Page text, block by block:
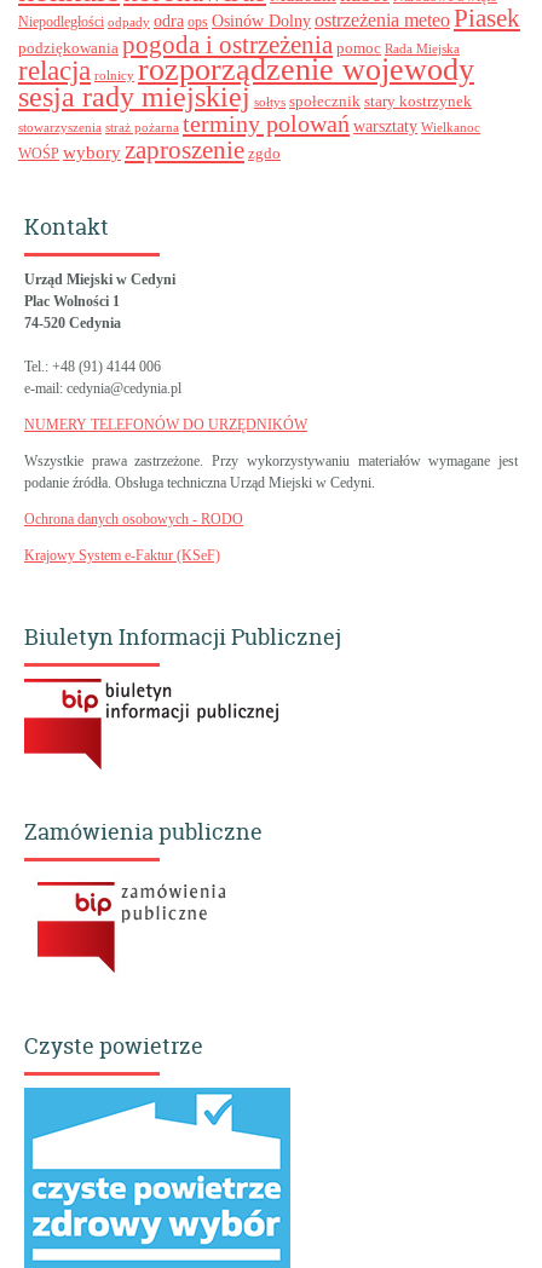
Niepodległości odpady odra ops Osinów Dolnyostrzeżenia meteoPiasek
podziękowania pogoda i ostrzeżenia pomoc Rada Miejska
relacja rolnicy rozporządzenie wojewody
sesja rady miejskiej sołtys społecznik stary kostrzynek
stowarzyszenia straż pożarna terminy polowań warsztaty Wielkanoc
WOŚP wyboryzaproszenie zgdo
Kontakt
Urząd Miejski w Cedyni
Plac Wolności 1
74-520 Cedynia
Tel.: +48 (91) 4144 006
e-mail: cedynia@cedynia.pl
NUMERY TELEFONÓW DO URZĘDNIKÓW
Wszystkie prawa zastrzeżone. Przy wykorzystywaniu materiałów wymagane jest
podanie źródła. Obsługa techniczna Urząd Miejski w Cedyni.
Ochrona danych osobowych - RODO
Krajowy System e-Faktur (KSeF)
Biuletyn Informacji Publicznej
Zamówienia publiczne
Czyste powietrze